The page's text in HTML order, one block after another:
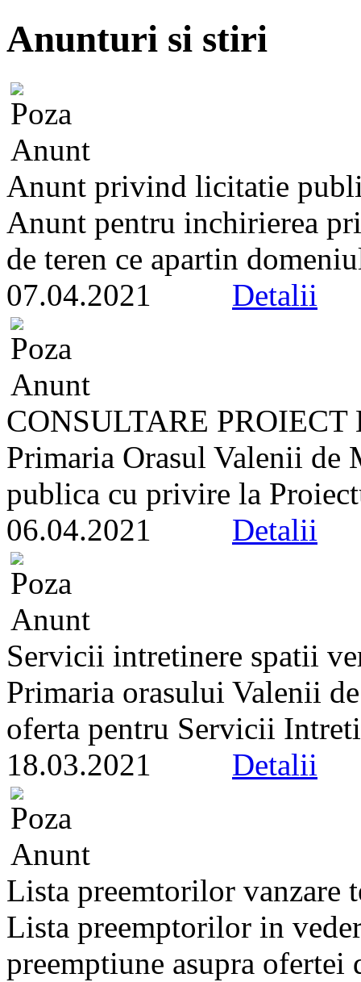
Anunturi si stiri
Anunt privind licitatie
Anunt pentru inchirierea
de teren ce apartin
07.04.2021 Detalii
CONSULTARE PROIECT
Primaria Orasul Valenii de
publica cu privire la
06.04.2021 Detalii
Servicii intretinere spatii
Primaria orasului Valenii
oferta pentru Servicii
18.03.2021 Detalii
Lista preemtorilor vanzare
Lista preemptorilor in
preemptiune asupra